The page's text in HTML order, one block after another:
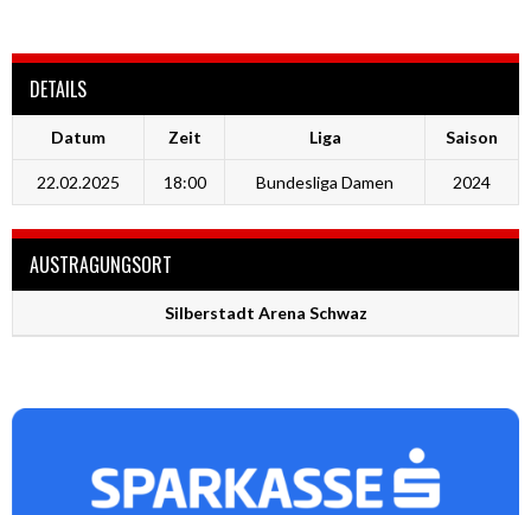
DETAILS
Datum Zeit Liga Saison
22.02.2025 18:00 Bundesliga Damen 2024
AUSTRAGUNGSORT
Silberstadt Arena Schwaz